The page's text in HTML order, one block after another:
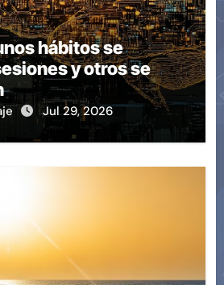
hábitos se
y otros se
Jul 29, 2026